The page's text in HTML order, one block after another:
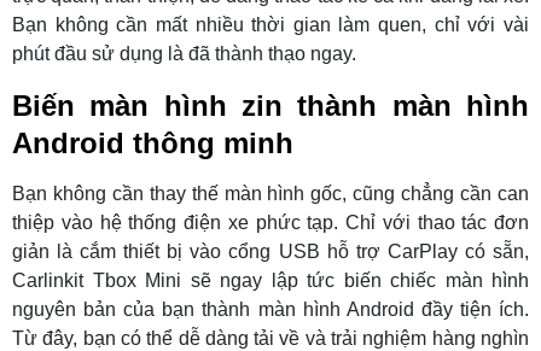
Bạn không cần mất nhiều thời gian làm quen, chỉ với vài
phút đầu sử dụng là đã thành thạo ngay.
Biến màn hình zin thành màn hình
Android thông minh
Bạn không cần thay thế màn hình gốc, cũng chẳng cần can
thiệp vào hệ thống điện xe phức tạp. Chỉ với thao tác đơn
giản là cắm thiết bị vào cổng USB hỗ trợ CarPlay có sẵn,
Carlinkit Tbox Mini sẽ ngay lập tức biến chiếc màn hình
nguyên bản của bạn thành màn hình Android đầy tiện ích.
Từ đây, bạn có thể dễ dàng tải về và trải nghiệm hàng nghìn